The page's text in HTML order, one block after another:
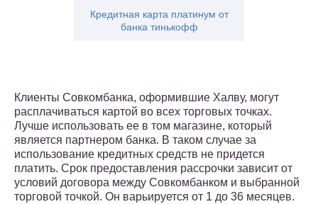
Кредитная карта платинум от
банка тинькофф
Клиенты Совкомбанка, оформившие Халву, могут
расплачиваться картой во всех торговых точках.
Лучше использовать ее в том магазине, который
является партнером банка. В таком случае за
использование кредитных средств не придется
платить. Срок предоставления рассрочки зависит от
условий договора между Совкомбанком и выбранной
торговой точкой. Он варьируется от 1 до 36 месяцев.